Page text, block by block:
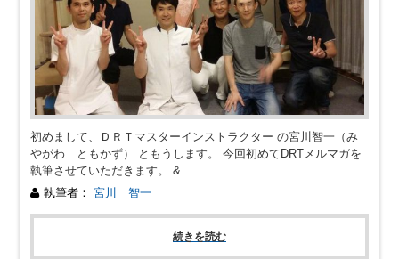
初めまして、ＤＲＴマスターインストラクター の宮川智一（み
やがわ ともかず） ともうします。 今回初めてDRTメルマガを
執筆させていただきます。 &...
執筆者： 宮川 智一
続きを読む